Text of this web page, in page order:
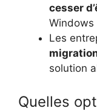
cesser
Windows
Les
solution
Quelles